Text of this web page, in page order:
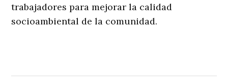
trabajadores para mejorar la calidad
socioambiental de la comunidad.